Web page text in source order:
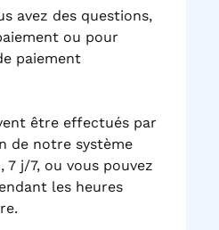
avez des questions,
ou pour
paiement
être effectués par
de notre système
j/7, ou vous pouvez
les heures